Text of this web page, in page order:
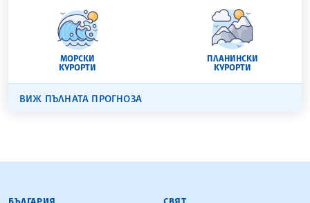
МОРСКИ
КУРОРТИ
ПЛАНИНСКИ
КУРОРТИ
ВИЖ ПЪЛНАТА ПРОГНОЗА
БЪЛГАРСКА ТЕЛЕГРАФНА АГЕНЦИЯ